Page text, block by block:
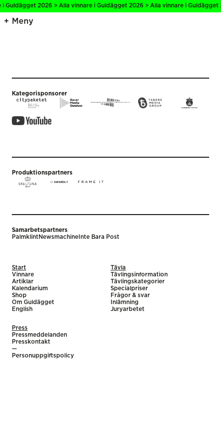
Guldägget 2026 > Alla vinnare i Guldägget 2026 > Alla vinnare i
Meny
Kategorisponsorer
Produktionspartners
Samarbetspartners
PalmklintNewsmachine Inte Bara Post
Start
Vinnare
Artiklar
Kalendarium
Shop
Om Guldägget
English
Tävla
Tävlingsinformation
Tävlingskategorier
Specialpriser
Frågor & svar
Inlämning
Juryarbetet
Press
Pressmeddelanden
Presskontakt
—
Personuppgiftspolicy